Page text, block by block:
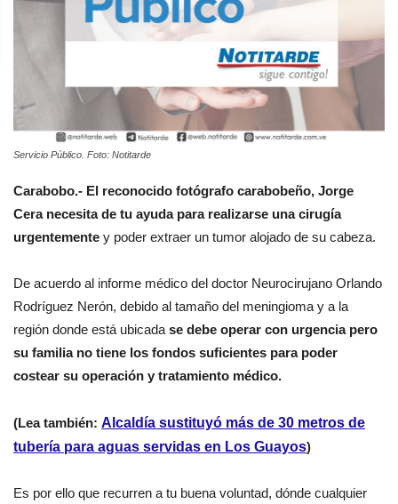
Servicio Público. Foto: Notitarde
Carabobo.- El reconocido fotógrafo carabobeño, Jorge
Cera necesita de tu ayuda para realizarse una cirugía
urgentemente y poder extraer un tumor alojado de su cabeza.
De acuerdo al informe médico del doctor Neurocirujano Orlando
Rodríguez Nerón, debido al tamaño del meningioma y a la
región donde está ubicada se debe operar con urgencia pero
su familia no tiene los fondos suficientes para poder
costear su operación y tratamiento médico.
(Lea también: Alcaldía sustituyó más de 30 metros de
tubería para aguas servidas en Los Guayos)
Es por ello que recurren a tu buena voluntad, dónde cualquier